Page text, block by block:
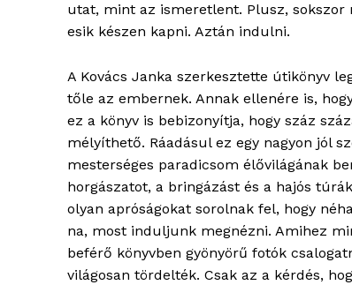
utat, mint az ismeretlent. Plusz, sokszor
esik készen kapni. Aztán indulni.
A Kovács Janka szerkesztette útikönyv
tőle az embernek. Annak ellenére is,
ez a könyv is bebizonyítja, hogy száz
mélyíthető. Ráadásul ez egy nagyon jól
mesterséges paradicsom élővilágának
horgászatot, a bringázást és a hajós
olyan apróságokat sorolnak fel, hogy
na, most induljunk megnézni. Amihez
beférő könyvben gyönyörű fotók
világosan tördelték. Csak az a kérdés,